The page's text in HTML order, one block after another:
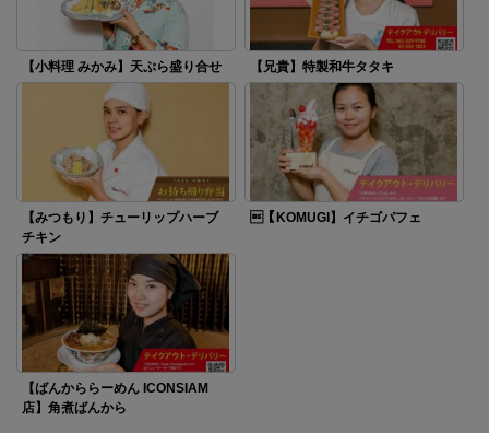
【小料理 みかみ】天ぷら盛り合せ 【兄貴】特製和牛タタキ
【みつもり】チューリップハーブ
チキン
【KOMUGI】イチゴパフェ
【ばんかららーめん ICONSIAM
店】角煮ばんから